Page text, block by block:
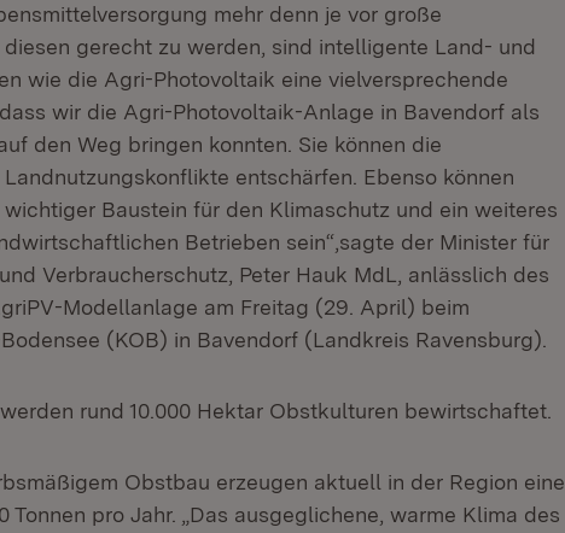
mehr denn je vor große
gerecht zu werden, sind intelligente Land- und
wie die Agri-Photovoltaik eine vielversprechende
wir die Agri-Photovoltaik-Anlage in Bavendorf als
den Weg bringen konnten. Sie können die
entschärfen. Ebenso können
Baustein für den Klimaschutz und ein weiteres
Betrieben sein“,sagte der Minister für
Verbraucherschutz, Peter Hauk MdL, anlässlich des
Modellanlage am Freitag (29. April) beim
(KOB) in Bavendorf (Landkreis Ravensburg).
rund 10.000 Hektar Obstkulturen bewirtschaftet.
Obstbau erzeugen aktuell in der Region eine
pro Jahr. „Das ausgeglichene, warme Klima des